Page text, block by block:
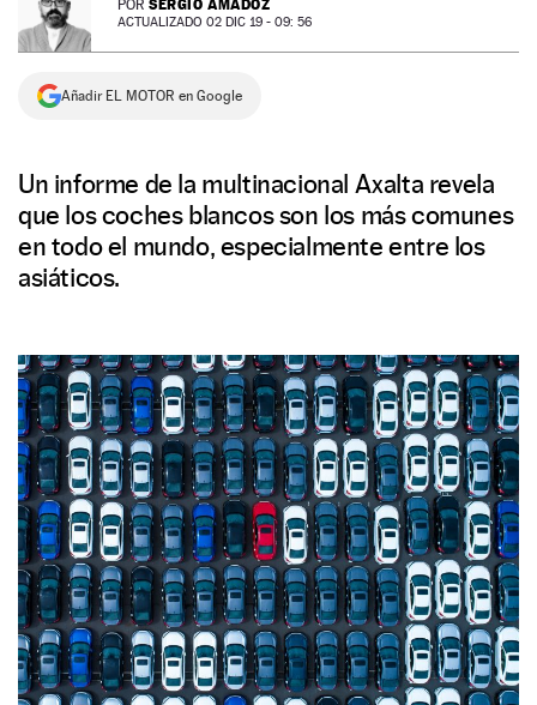
NEWSLETTER
SÍGUENOS
POR SERGIO AMADOZ
ACTUALIZADO 02 DIC 19 - 09: 56
Añadir EL MOTOR en Google
Un informe de la multinacional Axalta revela
que los coches blancos son los más comunes
en todo el mundo, especialmente entre los
asiáticos.